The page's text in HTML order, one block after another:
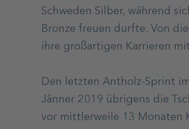
Schweden Silber, während
Bronze freuen durfte. Von
ihre großartigen Karrieren
Den letzten Antholz-Sprint
Jänner 2019 übrigens die
vor mittlerweile 13 Monaten